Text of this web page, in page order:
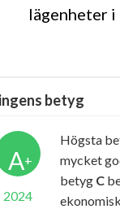
lägenheter
betyg
A+
2024
Högsta
mycket
betyg C